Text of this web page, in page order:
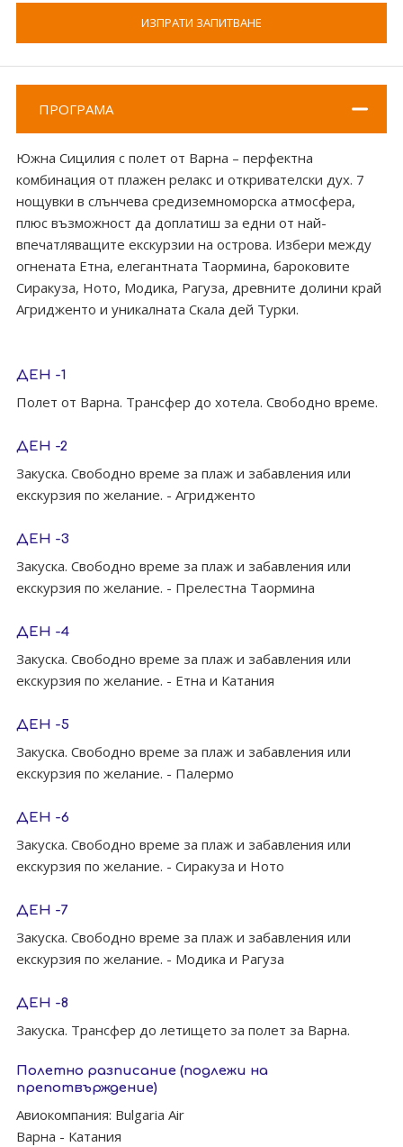
ИЗПРАТИ ЗАПИТВАНЕ
ПРОГРАМА
Южна Сицилия с полет от Варна – перфектна
комбинация от плажен релакс и откривателски дух. 7
нощувки в слънчева средиземноморска атмосфера,
плюс възможност да доплатиш за едни от най-
впечатляващите екскурзии на острова. Избери между
огнената Етна, елегантната Таормина, бароковите
Сиракуза, Ното, Модика, Рагуза, древните долини край
Агридженто и уникалната Скала дей Турки.
ДЕН -1
Полет от Варна. Трансфер до хотела. Свободно време.
ДЕН -2
Закуска. Свободно време за плаж и забавления или
екскурзия по желаниe. - Агридженто
ДЕН -3
Закуска. Свободно време за плаж и забавления или
екскурзия по желаниe. - Прелестна Таормина
ДЕН -4
Закуска. Свободно време за плаж и забавления или
екскурзия по желаниe. - Етна и Катания
ДЕН -5
Закуска. Свободно време за плаж и забавления или
екскурзия по желаниe. - Палермо
ДЕН -6
Закуска. Свободно време за плаж и забавления или
екскурзия по желаниe. - Сиракуза и Ното
ДЕН -7
Закуска. Свободно време за плаж и забавления или
екскурзия по желаниe. - Модика и Рагуза
ДЕН -8
Закуска. Трансфер до летището за полет за Варна.
Полетно разписание (подлежи на
препотвърждение)
Авиокомпания: Bulgaria Air
Варна - Катания